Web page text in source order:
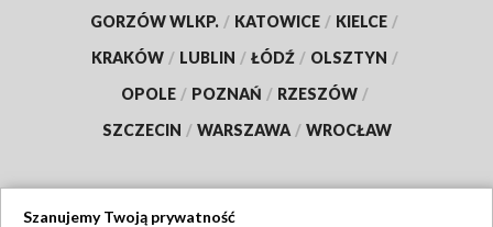
GORZÓW WLKP. / KATOWICE / KIELCE /
KRAKÓW / LUBLIN / ŁÓDŹ / OLSZTYN /
OPOLE / POZNAŃ / RZESZÓW /
SZCZECIN / WARSZAWA / WROCŁAW
Szanujemy Twoją prywatność